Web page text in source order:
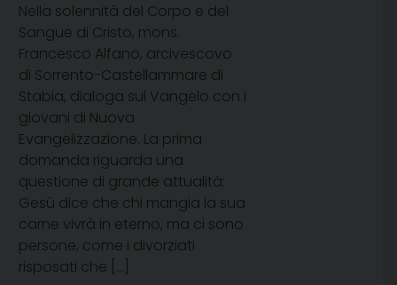
Nella solennità del Corpo e del
Sangue di Cristo, mons.
Francesco Alfano, arcivescovo
di Sorrento-Castellammare di
Stabia, dialoga sul Vangelo con i
giovani di Nuova
Evangelizzazione. La prima
domanda riguarda una
questione di grande attualità:
Gesù dice che chi mangia la sua
carne vivrà in eterno, ma ci sono
persone, come i divorziati
risposati che […]